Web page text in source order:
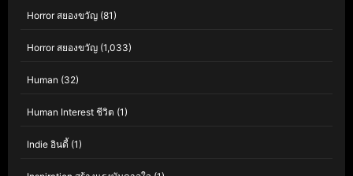
Horror สยองขวัญ (81)
Horror สยองขวัญ (1,033)
Human (32)
Human Interest ชีวิต (1)
Indie อินดี้ (1)